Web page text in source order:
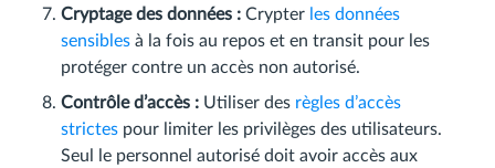
Cryptage des données : Crypter les données
sensibles à la fois au repos et en transit pour les
protéger contre un accès non autorisé.
Contrôle d’accès : Utiliser des règles d’accès
strictes pour limiter les privilèges des utilisateurs.
Seul le personnel autorisé doit avoir accès aux